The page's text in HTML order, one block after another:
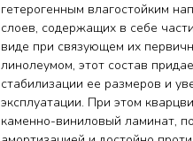
гетерогенным влагостойким
слоев, содержащих в себе
виде при связующем их
линолеумом, этот состав
стабилизации ее размеров и
эксплуатации. При этом
каменно-виниловый ламинат,